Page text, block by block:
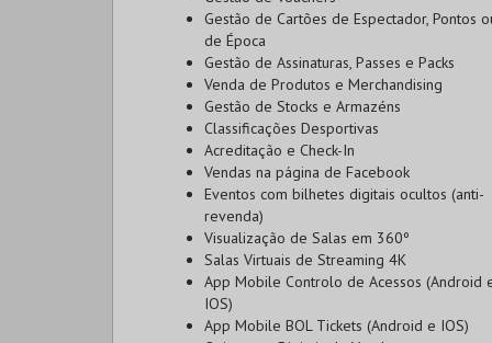
Gestão de Cartões de Espectador, Pontos
de Época
Gestão de Assinaturas, Passes e Packs
Venda de Produtos e Merchandising
Gestão de Stocks e Armazéns
Classificações Desportivas
Acreditação e Check-In
Vendas na página de Facebook
Eventos com bilhetes digitais ocultos (anti-
revenda)
Visualização de Salas em 360º
Salas Virtuais de Streaming 4K
App Mobile Controlo de Acessos (Android
IOS)
App Mobile BOL Tickets (Android e IOS)